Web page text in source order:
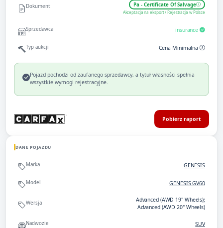
Dokument Pa - Certificate Of Salvage
Akceptacja na eksport / Rejestracja w Polsce
Sprzedawca insurance
Typ aukcji Cena Minimalna
Pojazd pochodzi od zaufanego sprzedawcy, a tytuł własności spełnia
wszystkie wymogi rejestracyjne.
Pobierz raport
DANE POJAZDU
Marka GENESIS
Model GENESIS GV60
Wersja
Advanced (AWD 19" Wheels);
Advanced (AWD 20" Wheels)
Nadwozie SUV